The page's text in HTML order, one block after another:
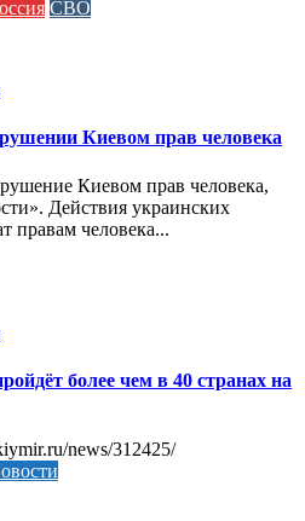
СВО
Киевом прав человека
Киевом прав человека,
Действия украинских
правам человека...
более чем в 40 странах на
news/312425/